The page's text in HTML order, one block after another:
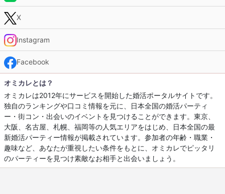
X
Instagram
Facebook
オミカレとは？
オミカレは2012年にサービスを開始した婚活ポータルサイトです。
独自のランキングや口コミ情報を元に、日本全国の婚活パーティ
ー・街コン・出会いのイベントを見つけることができます。東京、
大阪、名古屋、札幌、福岡等の人気エリアをはじめ、日本全国の最
新婚活パーティー情報が掲載されています。参加者の年齢・職業・
趣味など、あなたが重視したい条件をもとに、オミカレでピッタリ
のパーティーを見つけ素敵なお相手と出会いましょう。